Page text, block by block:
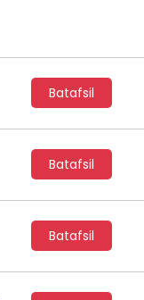
Batafsil
Batafsil
Batafsil